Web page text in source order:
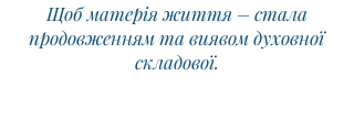
Щоб матерія життя – стала
продовженням та виявом духовної
складової.